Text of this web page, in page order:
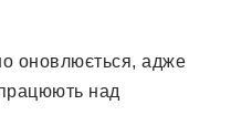
оновлюється, адже
над